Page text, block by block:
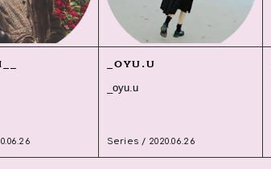
_oyu.u
_oyu.u
Series / 2020.06.26